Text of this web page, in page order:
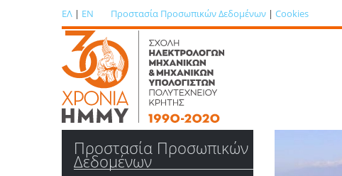
ΕΛ | EN Προστασία Προσωπικών Δεδομένων | Cookies
Προστασία Προσωπικών
Δεδομένων